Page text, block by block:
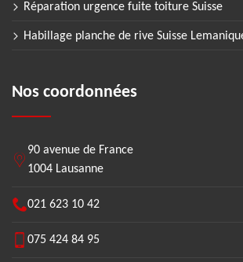
Réparation urgence fuite toiture Suisse
Habillage planche de rive Suisse
Nos coordonnées
90 avenue de France
1004 Lausanne
021 623 10 42
075 424 84 95